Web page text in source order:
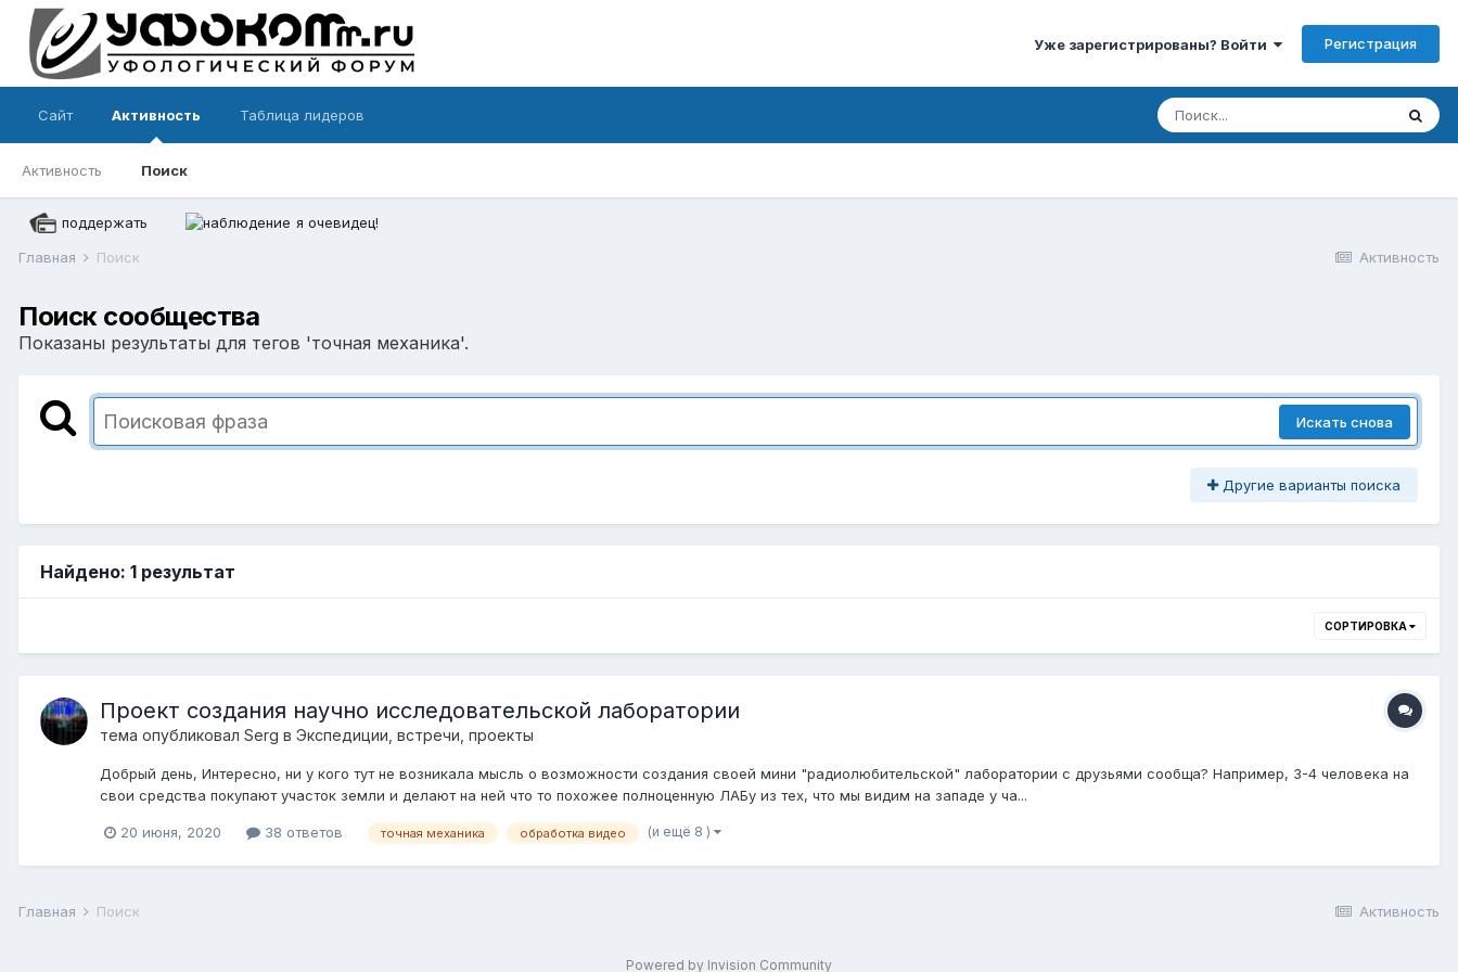
Уже зарегистрированы? Войти Регистрация
Сайт Активность
Активность Поиск
Таблица лидеров
поддержать
я очевидец!
Активность
Главная Поиск
Поиск сообщества
Показаны результаты для тегов 'точная механика'.
Искать снова
Другие варианты поиска
Найдено: 1 результат
СОРТИРОВКА
Проект создания научно исследовательской лаборатории
тема опубликовал Serg в Экспедиции, встречи, проекты
Добрый день, Интересно, ни у кого тут не возникала мысль о возможности создания своей мини "радиолюбительской" лаборатории с друзьями сообща? Например, 3-4 человека на
свои средства покупают участок земли и делают на ней что то похожее полноценную ЛАБу из тех, что мы видим на западе у ча...
20 июня, 2020 38 ответов точная механика обработка видео (и ещё 8 )
Активность
Главная Поиск
Powered by Invision Community